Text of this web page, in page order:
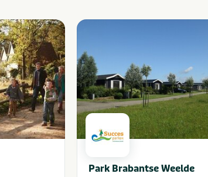
Park Brabantse Weelde